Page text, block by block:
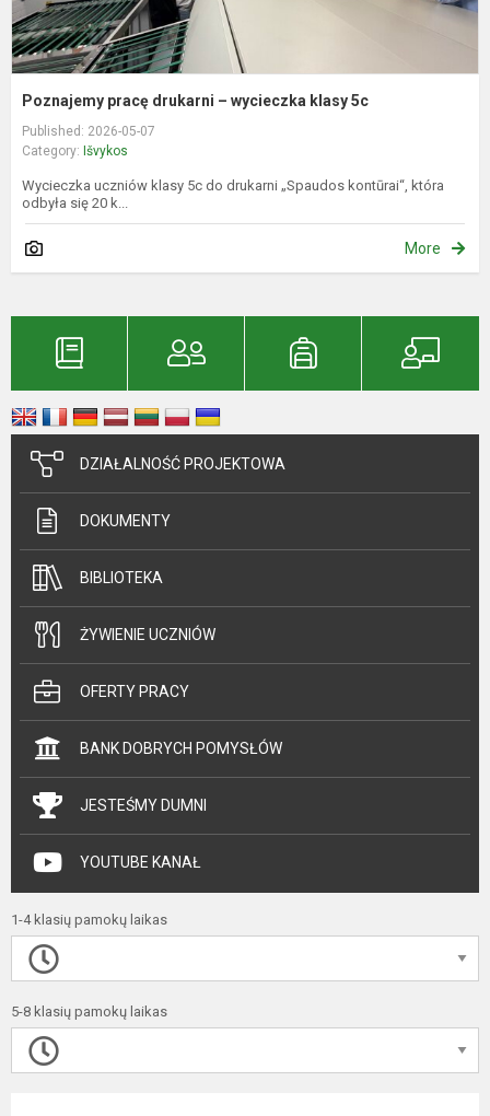
Poznajemy pracę drukarni – wycieczka klasy 5c
Published: 2026-05-07
Category: Išvykos
Wycieczka uczniów klasy 5c do drukarni „Spaudos kontūrai“, która
odbyła się 20 k...
More
DZIAŁALNOŚĆ PROJEKTOWA
DOKUMENTY
BIBLIOTEKA
ŻYWIENIE UCZNIÓW
OFERTY PRACY
BANK DOBRYCH POMYSŁÓW
JESTEŚMY DUMNI
YOUTUBE KANAŁ
1-4 klasių pamokų laikas
5-8 klasių pamokų laikas